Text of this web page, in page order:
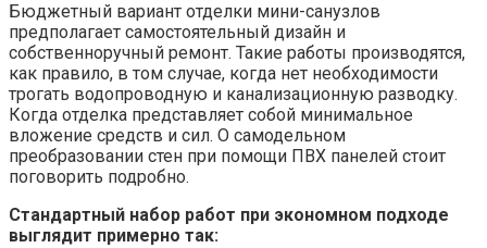
Бюджетный вариант отделки мини-санузлов
предполагает самостоятельный дизайн и
собственноручный ремонт. Такие работы производятся,
как правило, в том случае, когда нет необходимости
трогать водопроводную и канализационную разводку.
Когда отделка представляет собой минимальное
вложение средств и сил. О самодельном
преобразовании стен при помощи ПВХ панелей стоит
поговорить подробно.
Стандартный набор работ при экономном подходе
выглядит примерно так: